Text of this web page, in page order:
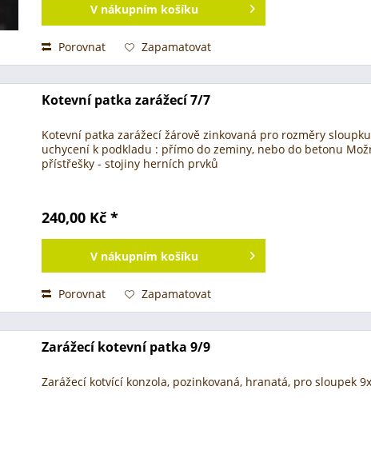
V nákupním košíku
Porovnat Zapamatovat
Kotevní patka zarážecí 7/7
Kotevní patka zarážecí žárově zinkovaná pro rozměry
uchycení k podkladu : přímo do zeminy, nebo do betonu
přístřešky - stojiny herních prvků
240,00 Kč *
V nákupním košíku
Porovnat Zapamatovat
Zarážecí kotevní patka 9/9
Zarážecí kotvící konzola, pozinkovaná, hranatá, pro sloupek